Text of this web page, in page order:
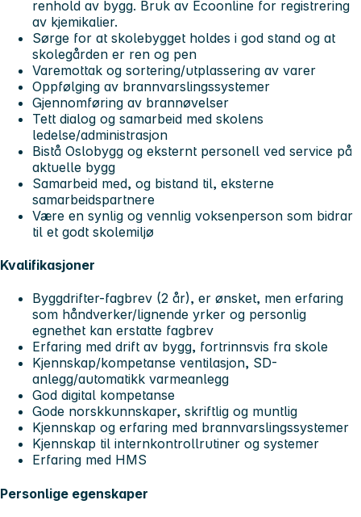
renhold av bygg. Bruk av Ecoonline for registrering
av kjemikalier.
Sørge for at skolebygget holdes i god stand og at
skolegården er ren og pen
Varemottak og sortering/utplassering av varer
Oppfølging av brannvarslingssystemer
Gjennomføring av brannøvelser
Tett dialog og samarbeid med skolens
ledelse/administrasjon
Bistå Oslobygg og eksternt personell ved service på
aktuelle bygg
Samarbeid med, og bistand til, eksterne
samarbeidspartnere
Være en synlig og vennlig voksenperson som bidrar
til et godt skolemiljø
Kvalifikasjoner
Byggdrifter-fagbrev (2 år), er ønsket, men erfaring
som håndverker/lignende yrker og personlig
egnethet kan erstatte fagbrev
Erfaring med drift av bygg, fortrinnsvis fra skole
Kjennskap/kompetanse ventilasjon, SD-
anlegg/automatikk varmeanlegg
God digital kompetanse
Gode norskkunnskaper, skriftlig og muntlig
Kjennskap og erfaring med brannvarslingssystemer
Kjennskap til internkontrollrutiner og systemer
Erfaring med HMS
Personlige egenskaper